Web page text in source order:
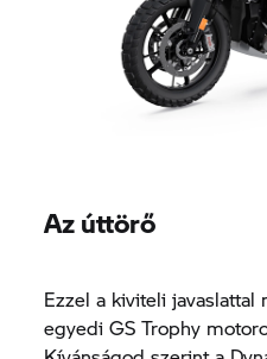
Az úttörő
Ezzel a kiviteli javaslattal
egyediGS Trophy